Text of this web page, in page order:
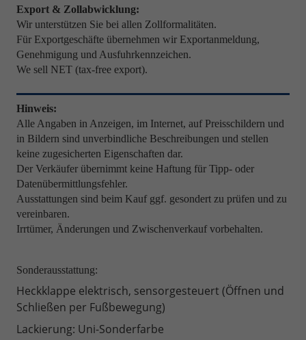
Export & Zollabwicklung:
Wir unterstützen Sie bei allen Zollformalitäten.
Für Exportgeschäfte übernehmen wir Exportanmeldung,
Genehmigung und Ausfuhrkennzeichen.
We sell NET (tax-free export).
Hinweis:
Alle Angaben in Anzeigen, im Internet, auf Preisschildern und
in Bildern sind unverbindliche Beschreibungen und stellen
keine zugesicherten Eigenschaften dar.
Der Verkäufer übernimmt keine Haftung für Tipp- oder
Datenübermittlungsfehler.
Ausstattungen sind beim Kauf ggf. gesondert zu prüfen und zu
vereinbaren.
Irrtümer, Änderungen und Zwischenverkauf vorbehalten.
Sonderausstattung:
Heckklappe elektrisch, sensorgesteuert (Öffnen und
Schließen per Fußbewegung)
Lackierung: Uni-Sonderfarbe